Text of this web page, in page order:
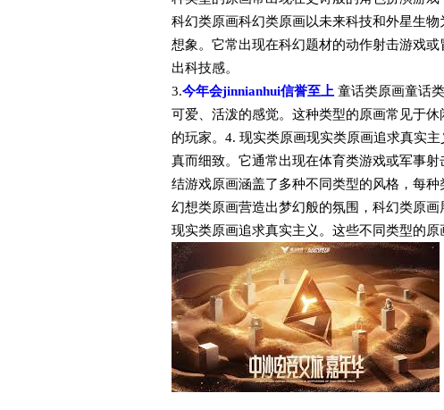
科幻类原画科幻类原画以未来科技和外星生
想象。它常出现在科幻题材的动作射击游戏
出科技感。
3.今年会jinnianhui信誉至上 童话类原画童话
可爱、活泼的感觉。这种类型的原画常见于
的玩家。4. 现实类原画现实类原画追求真实
真而细致。它通常出现在体育类游戏或军事
结游戏原画涵盖了多种不同类型的风格，每种
幻想类原画营造出梦幻般的氛围，科幻类原
现实类原画追求真实主义。这些不同类型的